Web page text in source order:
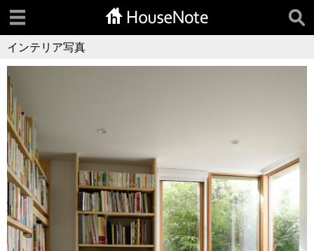
インテリア写真